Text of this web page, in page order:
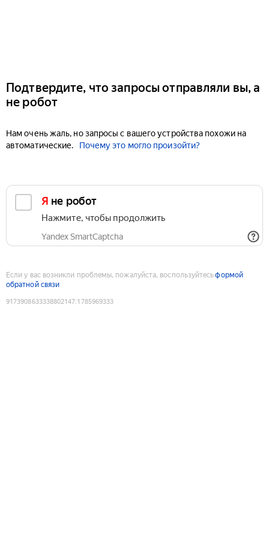
Подтвердите, что запросы отправляли вы, а
не робот
Нам очень жаль, но запросы с вашего устройства похожи на
автоматические.
Почему это могло произойти?
Я не робот
Нажмите, чтобы продолжить
Yandex SmartCaptcha
Если у вас возникли проблемы, пожалуйста, воспользуйтесьформой
обратной связи
9173908633338802147:1785969333